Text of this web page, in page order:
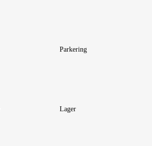
Parkering
Lager